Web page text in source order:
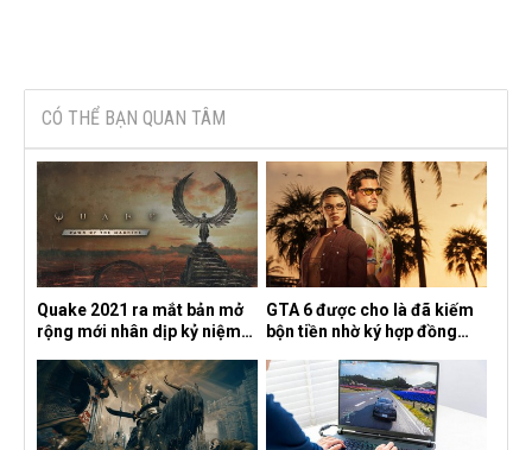
CÓ THỂ BẠN QUAN TÂM
Quake 2021 ra mắt bản mở
rộng mới nhân dịp kỷ niệm
the Machine
GTA 6 được cho là đã kiếm
bộn tiền nhờ ký hợp đồng